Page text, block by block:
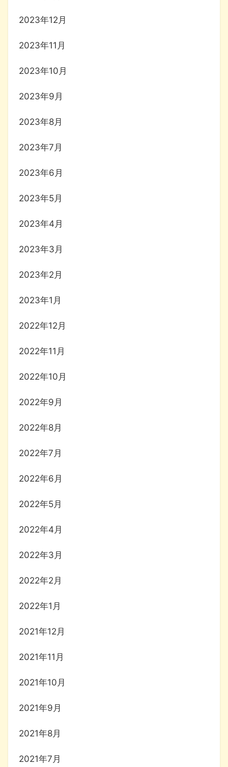
2023年12月
2023年11月
2023年10月
2023年9月
2023年8月
2023年7月
2023年6月
2023年5月
2023年4月
2023年3月
2023年2月
2023年1月
2022年12月
2022年11月
2022年10月
2022年9月
2022年8月
2022年7月
2022年6月
2022年5月
2022年4月
2022年3月
2022年2月
2022年1月
2021年12月
2021年11月
2021年10月
2021年9月
2021年8月
2021年7月